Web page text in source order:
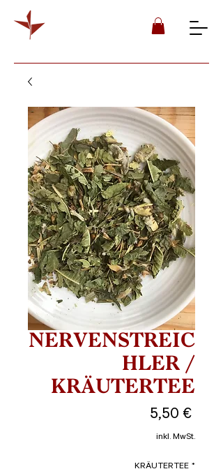
NERVENSTREIC
HLER /
KRÄUTERTEE
5,50 €Preis
inkl. MwSt.
KRÄUTERTEE *